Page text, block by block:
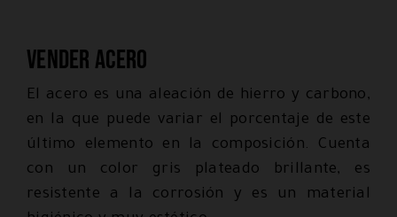
Vender acero
El acero es una aleación de hierro y carbono,
en la que puede variar el porcentaje de este
último elemento en la composición. Cuenta
con un color gris plateado brillante, es
resistente a la corrosión y es un material